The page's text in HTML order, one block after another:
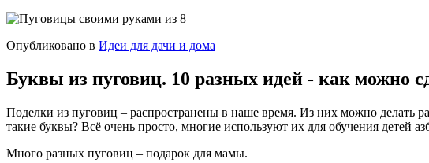
Опубликовано в Идеи для дачи и дома
Буквы из пуговиц. 10 разных идей - как можно
Поделки из пуговиц – распространены в наше время. Из них можно делать
такие буквы? Всё очень просто, многие используют их для обучения детей
Много разных пуговиц – подарок для мамы.